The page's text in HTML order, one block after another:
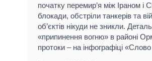
початку перемир’я між Іраном і
блокади, обстріли танкерів та
об’єктів нікуди не зникли.
«припинення вогню» в районі
протоки – на інфографіці «Слово